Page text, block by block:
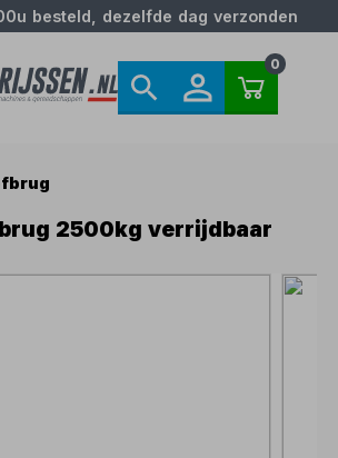
besteld, dezelfde dag verzonden
0
2500kg verrijdbaar